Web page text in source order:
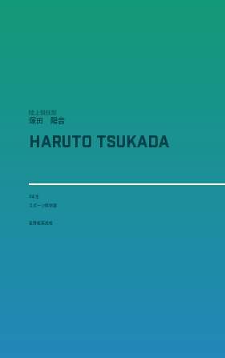
陸上競技部
塚田 陽音
HARUTO TSUKADA
2年生
スポーツ科学部
長野俊英高校